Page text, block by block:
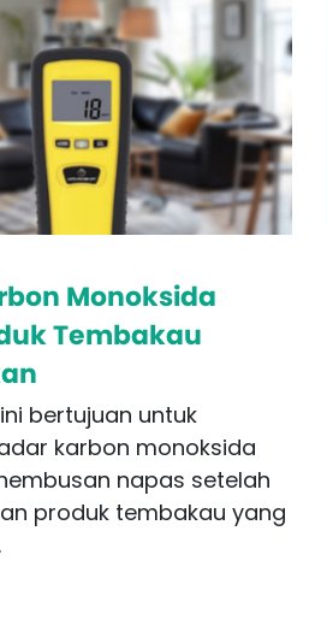
Monoksida
Tembakau
bertujuan untuk
karbon monoksida
napas setelah
produk tembakau yang